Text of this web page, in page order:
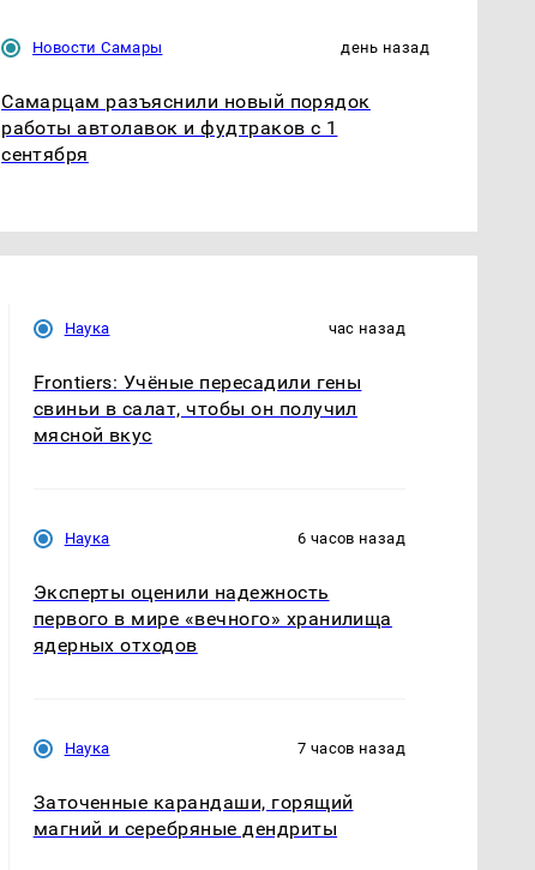
Новости Самары день назад
Самарцам разъяснили новый порядок
работы автолавок и фудтраков с 1
сентября
Наука час назад
Frontiers: Учёные пересадили гены
свиньи в салат, чтобы он получил
мясной вкус
Наука 6 часов назад
Эксперты оценили надежность
первого в мире «вечного» хранилища
ядерных отходов
Наука 7 часов назад
Заточенные карандаши, горящий
магний и серебряные дендриты